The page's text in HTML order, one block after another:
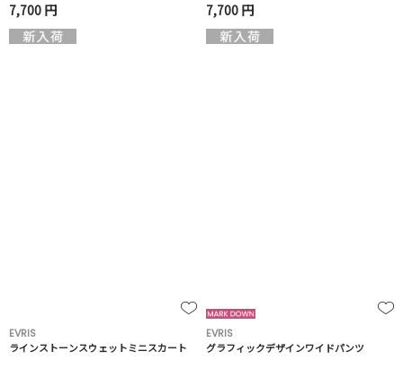
7,700 円 7,700 円
EVRIS
ラインストーンスウェットミニスカート
EVRIS
グラフィックデザインワイドパンツ